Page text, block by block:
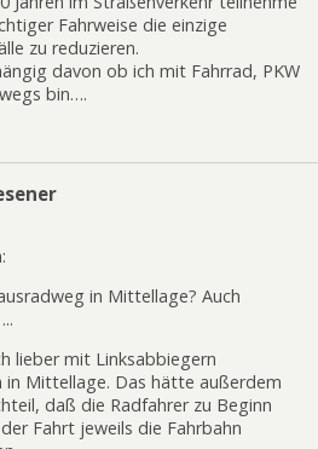
Fahrweise die einzige
zu reduzieren.
davon ob ich mit Fahrrad, PKW
bin….
in Mittellage? Auch
lieber mit Linksabbiegern
in Mittellage. Das hätte außerdem
daß die Radfahrer zu Beginn
Fahrt jeweils die Fahrbahn